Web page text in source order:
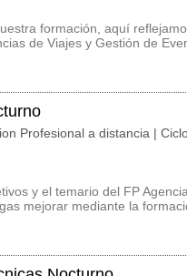
formación, aquí
de Viajes y Gestión de
Profesional a distancia |
y el temario del FP
mejorar mediante la